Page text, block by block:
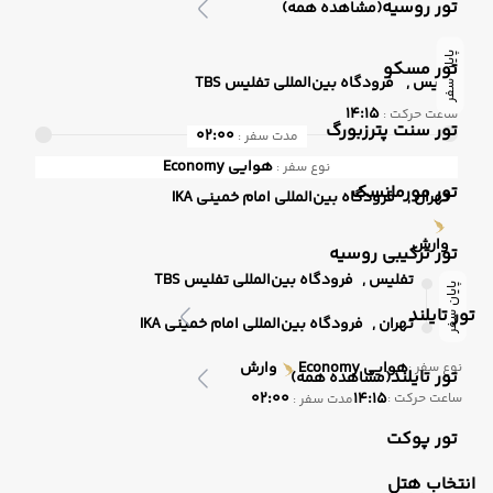
تور روسیه(مشاهده همه)
تور مسکو
تور سنت پترزبورگ
تور مورمانسک
تور ترکیبی روسیه
تور تایلند
تور تایلند(مشاهده همه)
تور پوکت
پایان سفر
تفلیس , فرودگاه بین‌المللی تفلیس TBS
ساعت حرکت : 14:15
مدت سفر :02:00
نوع سفر : هوایی
تهران , فرودگاه بین‌المللی امام خمینی IKA
وارش
پایان سفر تفلیس , فرودگاه بین‌المللی تفلیس TBS
تهران , فرودگاه بین‌المللی امام خمینی IKA
نوع سفر :هواییEconomy وارش
ساعت حرکت :14:15مدت سفر : 02:00
انتخاب هتل